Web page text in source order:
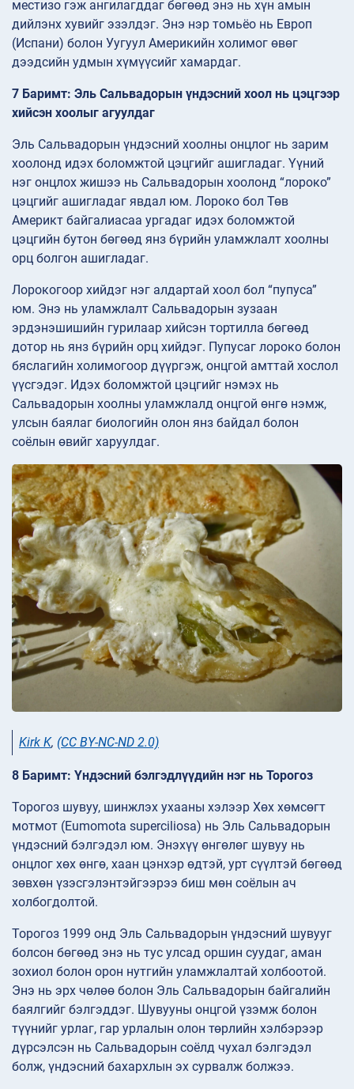
местизо гэж ангилагддаг бөгөөд энэ нь хүн амын
дийлэнх хувийг эзэлдэг. Энэ нэр томьёо нь Европ
(Испани) болон Уугуул Америкийн холимог өвөг
дээдсийн удмын хүмүүсийг хамардаг.
7 Баримт: Эль Сальвадорын үндэсний хоол нь цэцгээр
хийсэн хоолыг агуулдаг
Эль Сальвадорын үндэсний хоолны онцлог нь зарим
хоолонд идэх боломжтой цэцгийг ашигладаг. Үүний
нэг онцлох жишээ нь Сальвадорын хоолонд “лороко”
цэцгийг ашигладаг явдал юм. Лороко бол Төв
Америкт байгалиасаа ургадаг идэх боломжтой
цэцгийн бутон бөгөөд янз бүрийн уламжлалт хоолны
орц болгон ашигладаг.
Лорокогоор хийдэг нэг алдартай хоол бол “пупуса”
юм. Энэ нь уламжлалт Сальвадорын зузаан
эрдэнэшишийн гурилаар хийсэн тортилла бөгөөд
дотор нь янз бүрийн орц хийдэг. Пупусаг лороко болон
бяслагийн холимогоор дүүргэж, онцгой амттай хослол
үүсгэдэг. Идэх боломжтой цэцгийг нэмэх нь
Сальвадорын хоолны уламжлалд онцгой өнгө нэмж,
улсын баялаг биологийн олон янз байдал болон
соёлын өвийг харуулдаг.
Kirk K, (CC BY-NC-ND 2.0)
8 Баримт: Үндэсний бэлгэдлүүдийн нэг нь Торогоз
Торогоз шувуу, шинжлэх ухааны хэлээр Хөх хөмсөгт
мотмот (Eumomota superciliosa) нь Эль Сальвадорын
үндэсний бэлгэдэл юм. Энэхүү өнгөлөг шувуу нь
онцлог хөх өнгө, хаан цэнхэр өдтэй, урт сүүлтэй бөгөөд
зөвхөн үзэсгэлэнтэйгээрээ биш мөн соёлын ач
холбогдолтой.
Торогоз 1999 онд Эль Сальвадорын үндэсний шувууг
болсон бөгөөд энэ нь тус улсад оршин суудаг, аман
зохиол болон орон нутгийн уламжлалтай холбоотой.
Энэ нь эрх чөлөө болон Эль Сальвадорын байгалийн
баялгийг бэлгэддэг. Шувууны онцгой үзэмж болон
түүнийг урлаг, гар урлалын олон төрлийн хэлбэрээр
дүрсэлсэн нь Сальвадорын соёлд чухал бэлгэдэл
болж, үндэсний бахархлын эх сурвалж болжээ.